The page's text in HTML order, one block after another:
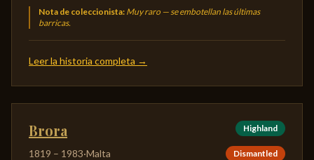
Nota de coleccionista: Muy raro — se embotellan las últimas
barricas.
Leer la historia completa →
Brora Highland
1819 – 1983·Malta Dismantled